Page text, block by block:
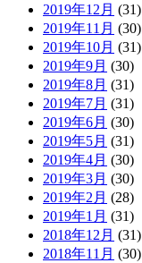
2019年12月 (31)
2019年11月 (30)
2019年10月 (31)
2019年9月 (30)
2019年8月 (31)
2019年7月 (31)
2019年6月 (30)
2019年5月 (31)
2019年4月 (30)
2019年3月 (30)
2019年2月 (28)
2019年1月 (31)
2018年12月 (31)
2018年11月 (30)